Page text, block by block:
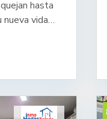
hasta
nueva vida
has leído
del prepper):